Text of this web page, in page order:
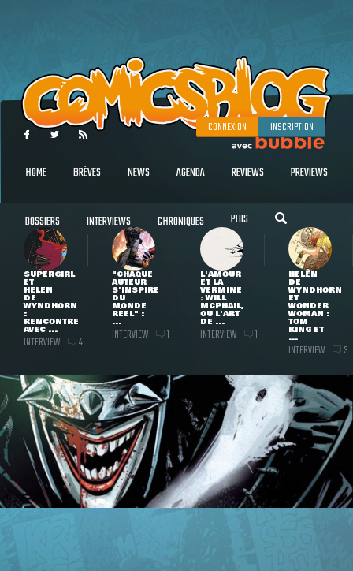
CONNEXION INSCRIPTION
HOME BRÈVES NEWS AGENDA REVIEWS PREVIEWS
DOSSIERS INTERVIEWS CHRONIQUES PLUS
SUPERGIRL
ET
HELEN
DE
WYNDHORN
:
RENCONTRE
AVEC ...
INTERVIEW 4
"CHAQUE
AUTEUR
S'INSPIRE
DU
MONDE
RÉEL" :
...
INTERVIEW 1
L'AMOUR
ET LA
VERMINE
: WILL
MCPHAIL,
OU L'ART
DE ...
INTERVIEW 1
HELEN
DE
WYNDHORN
ET
WONDER
WOMAN :
TOM
KING ET
...
INTERVIEW 3